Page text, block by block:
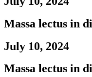
Massa lectus in
July 10, 2024
Massa lectus in